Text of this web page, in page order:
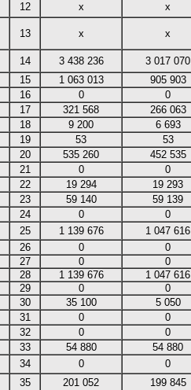
12 х х
13 х х
14 3 438 236 3 017 070
15 1 063 013 905 903
16 0 0
17 321 568 266 063
18 9 200 6 693
19 53 53
20 535 260 452 535
21 0 0
22 19 294 19 293
23 59 140 59 139
24 0 0
25 1 139 676 1 047 616
26 0 0
27 0 0
28 1 139 676 1 047 616
29 0 0
30 35 100 5 050
31 0 0
32 0 0
33 54 880 54 880
34 0 0
35 201 052 199 845